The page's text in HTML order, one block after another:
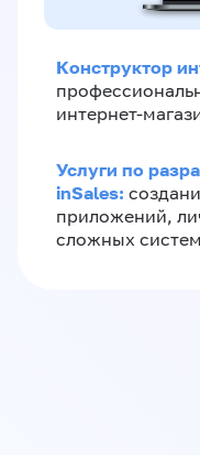
Конструктор
интернет-
Услуги по
inSales:
приложений,
сложных